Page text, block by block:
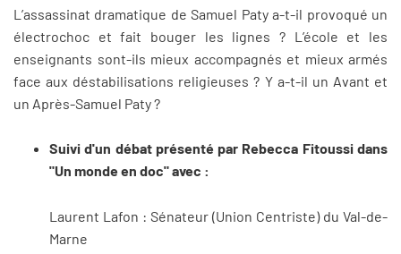
L’assassinat dramatique de Samuel Paty a-t-il provoqué un
électrochoc et fait bouger les lignes ? L’école et les
enseignants sont-ils mieux accompagnés et mieux armés
face aux déstabilisations religieuses ? Y a-t-il un Avant et
un Après-Samuel Paty ?
Suivi d'un débat présenté par Rebecca Fitoussi dans
"Un monde en doc" avec :
Laurent Lafon : Sénateur (Union Centriste) du Val-de-
Marne